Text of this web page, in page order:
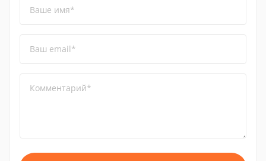
Ваше имя*
Ваш email*
Комментарий*